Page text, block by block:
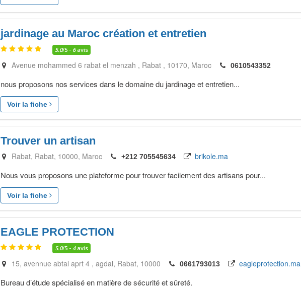
jardinage au Maroc création et entretien
5.0/5 - 6avis
Avenue mohammed 6 rabat el menzah Rabat 10170 Maroc 0610543352
nous proposons nos services dans le domaine du jardinage et entretien...
Voir la fiche
Trouver un artisan
Rabat Rabat 10000 Maroc +212 705545634 brikole.ma
Nous vous proposons une plateforme pour trouver facilement des artisans pour...
Voir la fiche
EAGLE PROTECTION
5.0/5 - 4avis
15, avennue abtal aprt 4 , agdal Rabat 10000 0661793013 eagleprotection.ma
Bureau d’étude spécialisé en matière de sécurité et sûreté.